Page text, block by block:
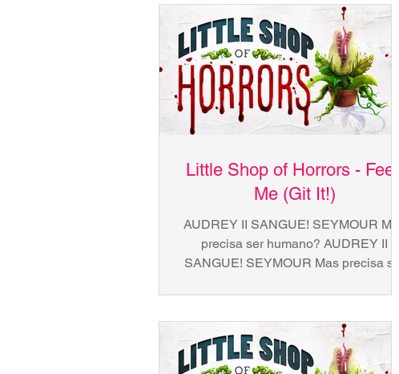
BEBI MAS NÃO PASSOU A...
Little Shop of Horrors - Feed
Me (Git It!)
AUDREY II SANGUE! SEYMOUR Mas
precisa ser humano? AUDREY II
SANGUE! SEYMOUR Mas precisa ser